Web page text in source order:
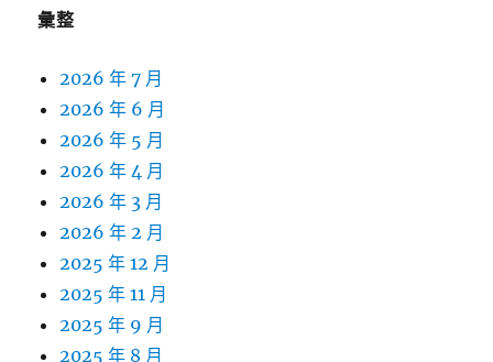
彙整
2026 年 7 月
2026 年 6 月
2026 年 5 月
2026 年 4 月
2026 年 3 月
2026 年 2 月
2025 年 12 月
2025 年 11 月
2025 年 9 月
2025 年 8 月